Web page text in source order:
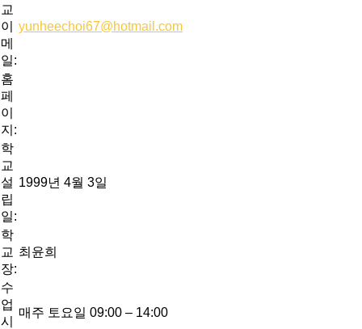
교
이
메
일:
yunheechoi67@hotmail.com
홈
페
이
지:
학
교
설
립
일:
1999년 4월 3일
학
교
장:
최윤희
수
업
시
매주 토요일 09:00 – 14:00